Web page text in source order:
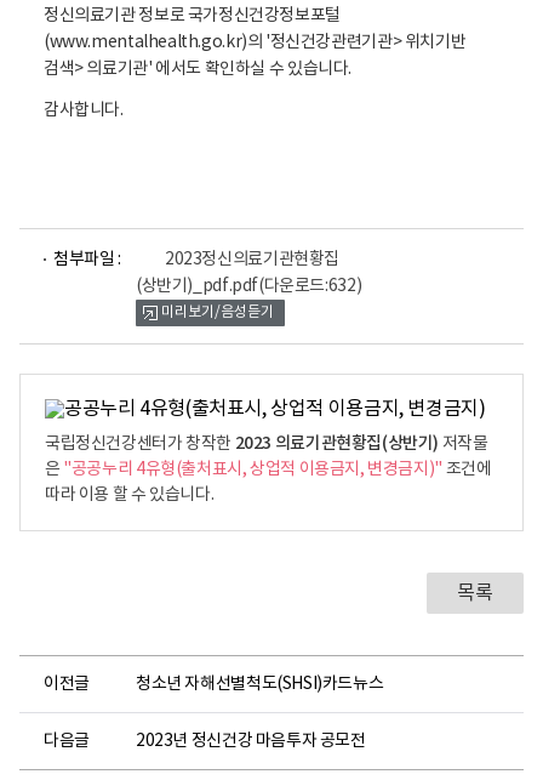
정신의료기관 정보로 국가정신건강정보포털
(www.mentalhealth.go.kr)의 '정신건강관련기관> 위치기반
검색> 의료기관' 에서도 확인하실 수 있습니다.
감사합니다.
첨부파일 :
2023정신의료기관현황집
(상반기)_pdf.pdf(다운로드:632)
미리보기/음성듣기
국립정신건강센터가 창작한 2023 의료기관현황집(상반기) 저작물
은 "공공누리 4유형(출처표시, 상업적 이용금지, 변경금지)" 조건에
따라 이용 할 수 있습니다.
목록
이전글 청소년 자해선별척도(SHSI)카드뉴스
다음글 2023년 정신건강 마음투자 공모전